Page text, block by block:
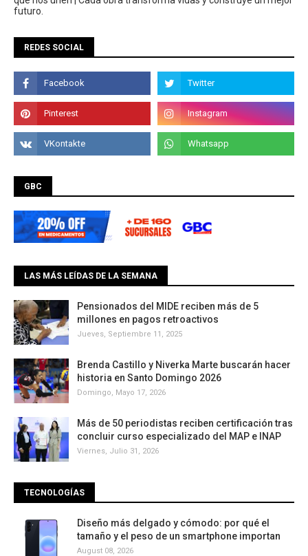
futuro.
REDES SOCIAL
GBC
LAS MÁS LEÍDAS DE LA SEMANA
Pensionados del MIDE reciben más de 5
millones en pagos retroactivos
Jueves, Septiembre 11, 2025
Brenda Castillo y Niverka Marte buscarán hacer
historia en Santo Domingo 2026
Domingo, Mayo 17, 2026
Más de 50 periodistas reciben certificación tras
concluir curso especializado del MAP e INAP
Viernes, Julio 31, 2026
TECNOLOGÍAS
Diseño más delgado y cómodo: por qué el
tamaño y el peso de un smartphone importan
August 08, 2026